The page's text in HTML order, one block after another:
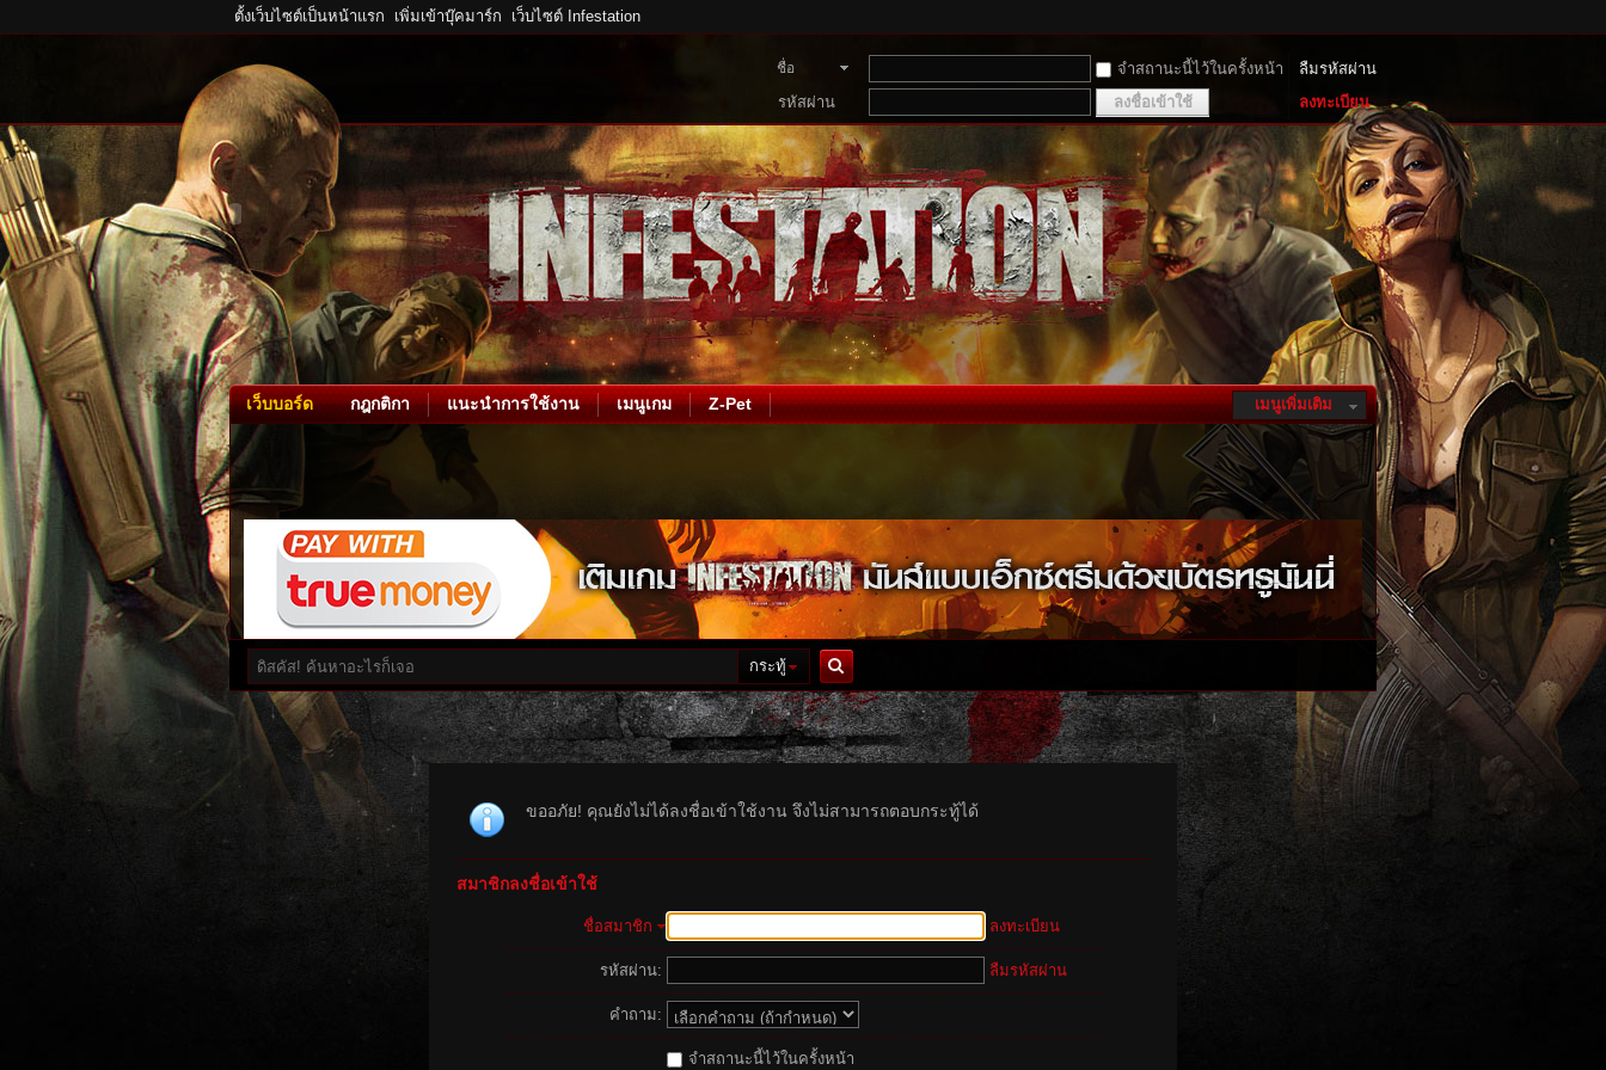
ตั้งเว็บไซต์เป็นหน้าแรก เพิ่มเข้าบุ๊คมาร์ก เว็บไซต์ Infestation
ชื่อ
สมาชิก
จำสถานะนี้ไว้ในครั้งหน้า
ลืมรหัสผ่าน
รหัสผ่าน
ลงชื่อเข้าใช้ ลงทะเบียน
เมนูเพิ่มเติม
เว็บบอร์ด กฎกติกา แนะนำการใช้งาน เมนูเกม Z-Pet
กระทู้
ค้นหา
ขออภัย! คุณยังไม่ได้ลงชื่อเข้าใช้งาน จึงไม่สามารถตอบกระทู้ได้
สมาชิกลงชื่อเข้าใช้
ชื่อสมาชิก ลงทะเบียน
รหัสผ่าน: ลืมรหัสผ่าน
คำถาม:
จำสถานะนี้ไว้ในครั้งหน้า